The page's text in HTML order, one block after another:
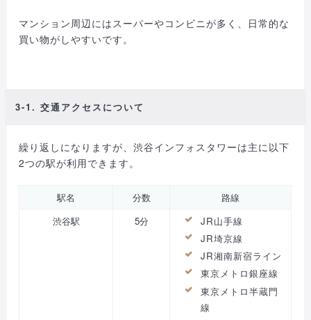
マンション周辺にはスーパーやコンビニが多く、日常的な
買い物がしやすいです。
3-1. 交通アクセスについて
繰り返しになりますが、渋谷インフォスタワーは主に以下
2つの駅が利用できます。
駅名 分数
路線
渋谷駅
5分
JR山手線
JR埼京線
JR湘南新宿ライン
東京メトロ銀座線
東京メトロ半蔵門
線